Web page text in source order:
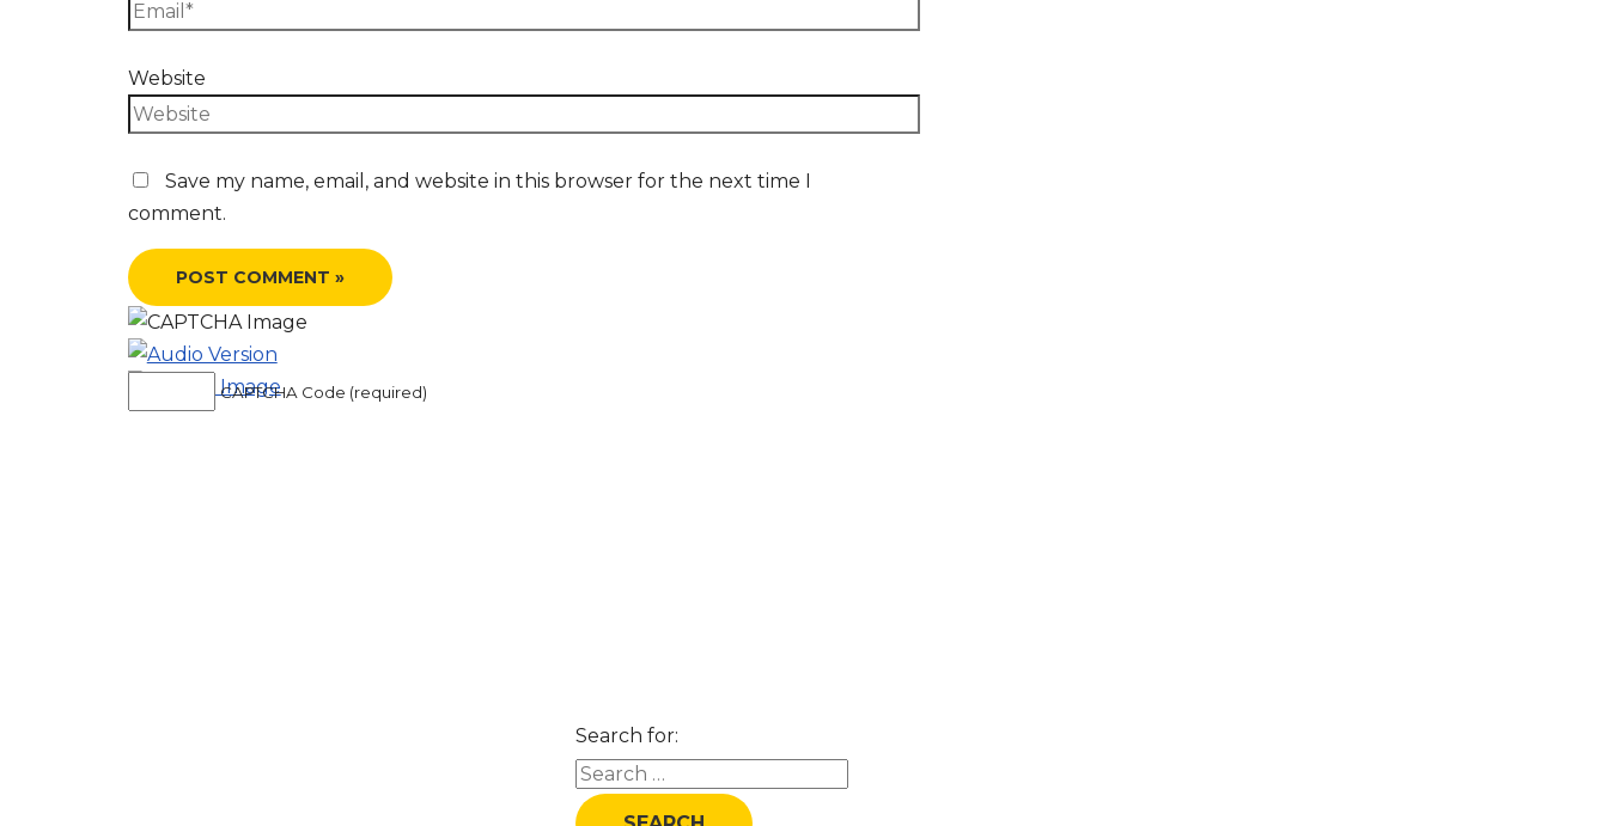
Website
Save my name, email, and website in this browser for the next time I
comment.
CAPTCHA Code (required)
Search for: